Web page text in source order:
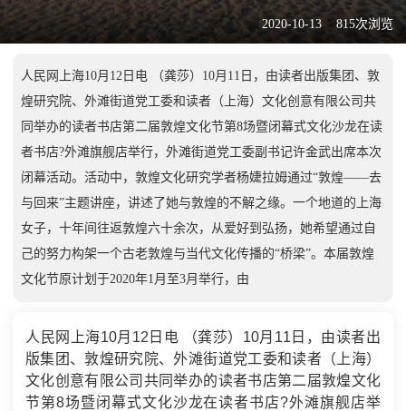
2020-10-13 815次浏览
人民网上海10月12日电 （龚莎）10月11日，由读者出版集团、敦
煌研究院、外滩街道党工委和读者（上海）文化创意有限公司共
同举办的读者书店第二届敦煌文化节第8场暨闭幕式文化沙龙在读
者书店?外滩旗舰店举行，外滩街道党工委副书记许金武出席本次
闭幕活动。活动中，敦煌文化研究学者杨婕拉姆通过“敦煌——去
与回来”主题讲座，讲述了她与敦煌的不解之缘。一个地道的上海
女子，十年间往返敦煌六十余次，从爱好到弘扬，她希望通过自
己的努力构架一个古老敦煌与当代文化传播的“桥梁”。本届敦煌
文化节原计划于2020年1月至3月举行，由
人民网上海10月12日电 （龚莎）10月11日，由读者出
版集团、敦煌研究院、外滩街道党工委和读者（上海）
文化创意有限公司共同举办的读者书店第二届敦煌文化
节第8场暨闭幕式文化沙龙在读者书店?外滩旗舰店举